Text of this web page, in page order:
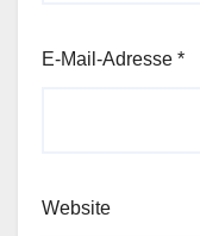
E-Mail-Adresse *
Website